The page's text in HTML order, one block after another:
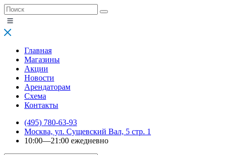
Главная
Магазины
Акции
Новости
Арендаторам
Схема
Контакты
(495) 780-63-93
Москва, ул. Сущевский Вал, 5 стр. 1
10:00—21:00 ежедневно